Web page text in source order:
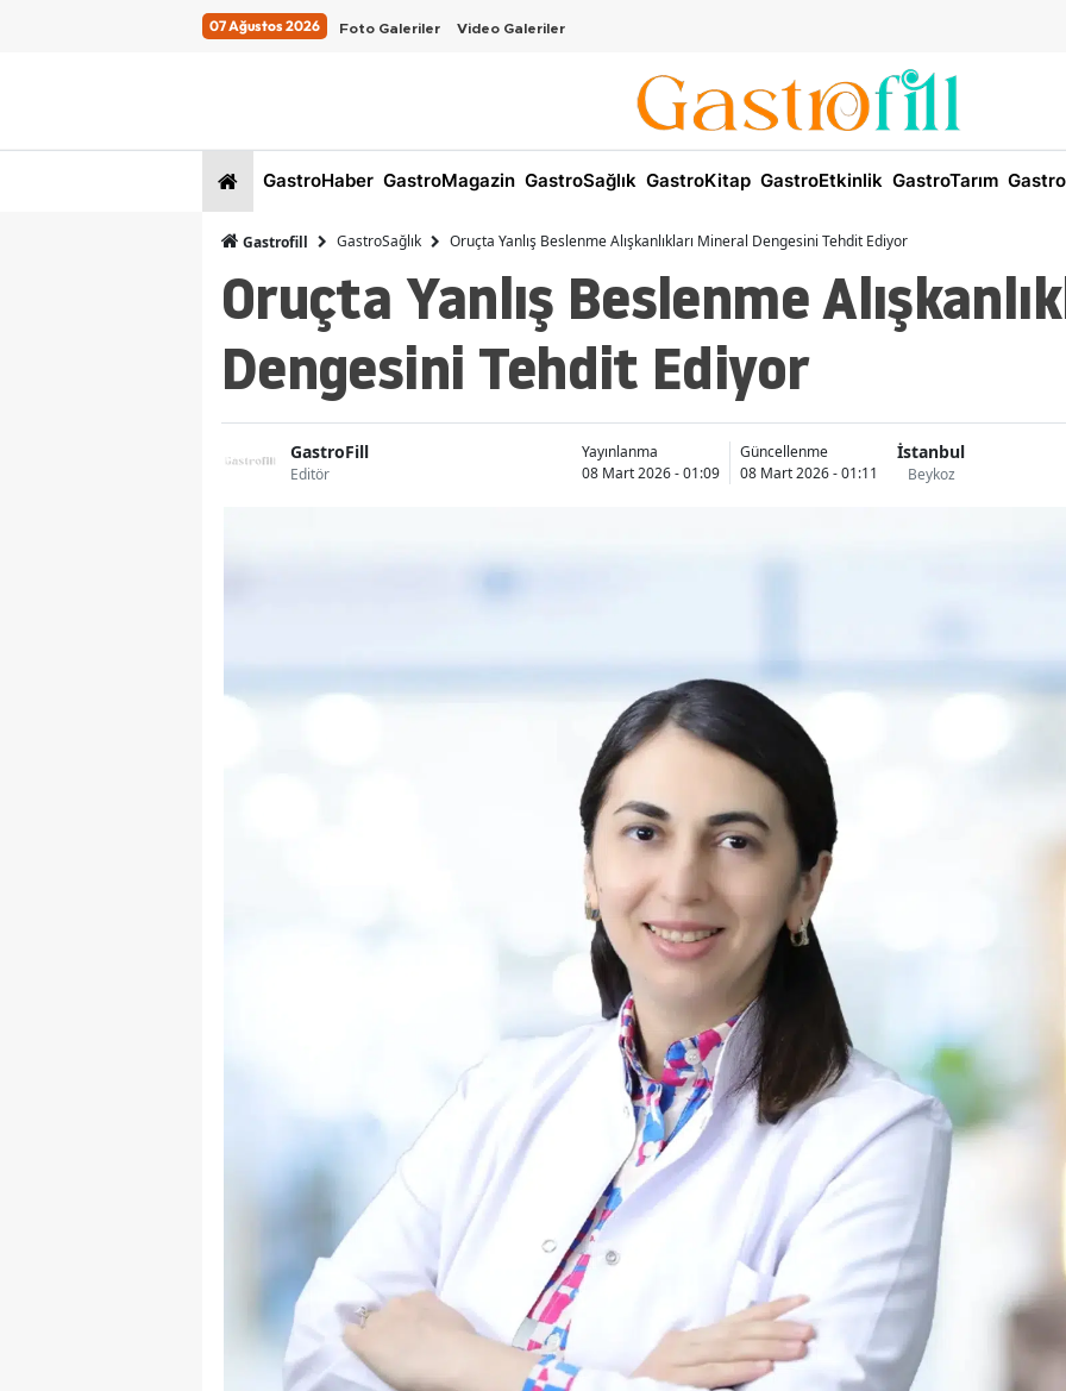
07 Ağustos 2026 Foto Galeriler Video Galeriler
GastroHaber GastroMagazin GastroSağlık GastroKitap GastroEtkinlik GastroTarım
Gastrofill GastroSağlık Oruçta Yanlış Beslenme Alışkanlıkları Mineral Dengesini Tehdit Ediyor
Oruçta Yanlış Beslenme
Dengesini Tehdit Ediyor
GastroFill
Editör
Yayınlanma
08 Mart 2026 - 01:09
Güncellenme
08 Mart 2026 - 01:11
İstanbul
Beykoz